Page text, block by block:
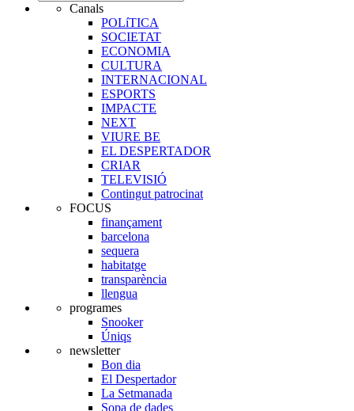
Canals
POLíTICA
SOCIETAT
ECONOMIA
CULTURA
INTERNACIONAL
ESPORTS
IMPACTE
NEXT
VIURE BE
EL DESPERTADOR
CRIAR
TELEVISIÓ
Contingut patrocinat
FOCUS
finançament
barcelona
sequera
habitatge
transparència
llengua
programes
Snooker
Úniqs
newsletter
Bon dia
El Despertador
La Setmanada
Sopa de dades